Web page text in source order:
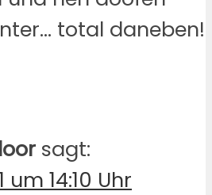
total daneben!
sagt:
um 14:10 Uhr